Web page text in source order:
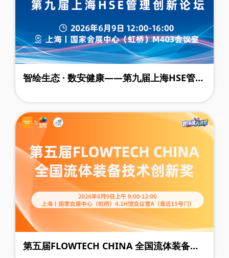
智绘生态 · 数安健康——第九届上海HSE管理
第五届FLOWTECH CHINA 全国流体装备技